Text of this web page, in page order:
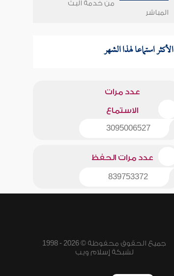
من خدمة البث
المباشر
الأكثر استماعا لهذا الشهر
عدد مرات
الاستماع
3095006527
عدد مرات الحفظ
839753372
جميع الحقوق محفوظة © 2026 - 1998
لشبكة إسلام ويب